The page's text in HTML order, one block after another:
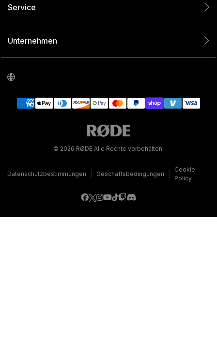
Service
Unternehmen
© 2026 RØDE Alle Rechte vorbehalten.
Datenschutzbestimmungen Geschäftsbedingungen
Cookie
Policy